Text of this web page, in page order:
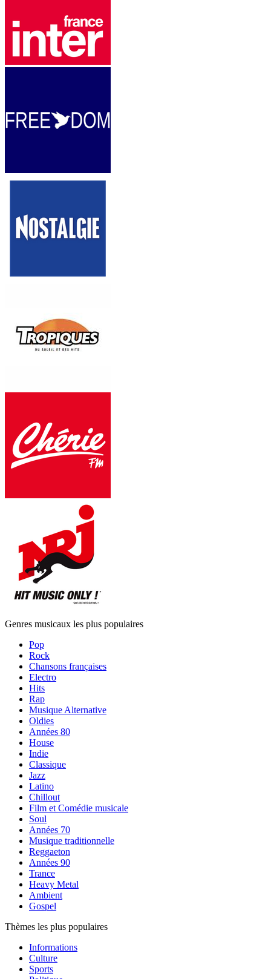
Genres musicaux les plus populaires
Pop
Rock
Chansons françaises
Electro
Hits
Rap
Musique Alternative
Oldies
Années 80
House
Indie
Classique
Jazz
Latino
Chillout
Film et Comédie musicale
Soul
Années 70
Musique traditionnelle
Reggaeton
Années 90
Trance
Heavy Metal
Ambient
Gospel
Thèmes les plus populaires
Informations
Culture
Sports